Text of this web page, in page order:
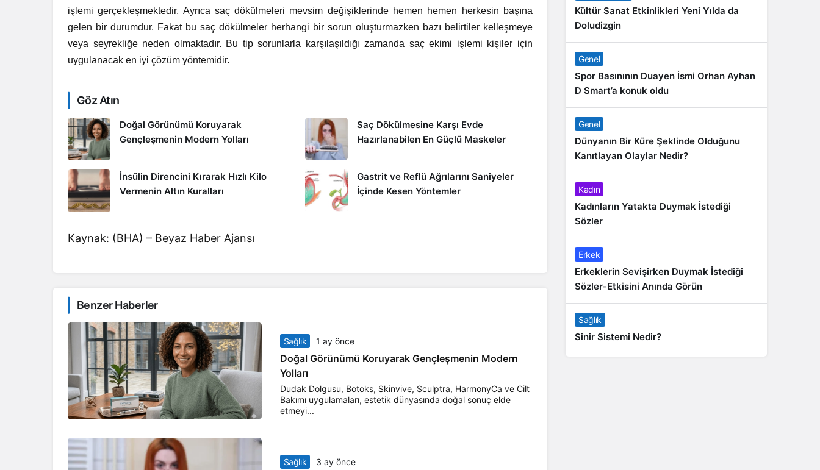
işlemi gerçekleşmektedir. Ayrıca saç dökülmeleri mevsim değişiklerinde hemen hemen herkesin başına
gelen bir durumdur. Fakat bu saç dökülmeler herhangi bir sorun oluşturmazken bazı belirtiler kelleşmeye
veya seyrekliğe neden olmaktadır. Bu tip sorunlarla karşılaşıldığı zamanda saç ekimi işlemi kişiler için
uygulanacak en iyi çözüm yöntemidir.
Göz Atın
Doğal Görünümü Koruyarak
Gençleşmenin Modern Yolları
Saç Dökülmesine Karşı Evde
Hazırlanabilen En Güçlü Maskeler
İnsülin Direncini Kırarak Hızlı Kilo
Vermenin Altın Kuralları
Gastrit ve Reflü Ağrılarını Saniyeler
İçinde Kesen Yöntemler
Kaynak: (BHA) – Beyaz Haber Ajansı
Benzer Haberler
Sağlık 1 ay önce
Doğal Görünümü Koruyarak Gençleşmenin Modern
Yolları
Dudak Dolgusu, Botoks, Skinvive, Sculptra, HarmonyCa ve Cilt
Bakımı uygulamaları, estetik dünyasında doğal sonuç elde
etmeyi...
Sağlık 3 ay önce
Kültür Sanat Etkinlikleri Yeni Yılda da
Doludizgin
Genel
Spor Basınının Duayen İsmi Orhan Ayhan
D Smart’a konuk oldu
Genel
Dünyanın Bir Küre Şeklinde Olduğunu
Kanıtlayan Olaylar Nedir?
Kadın
Kadınların Yatakta Duymak İstediği
Sözler
Erkek
Erkeklerin Sevişirken Duymak İstediği
Sözler-Etkisini Anında Görün
Sağlık
Sinir Sistemi Nedir?